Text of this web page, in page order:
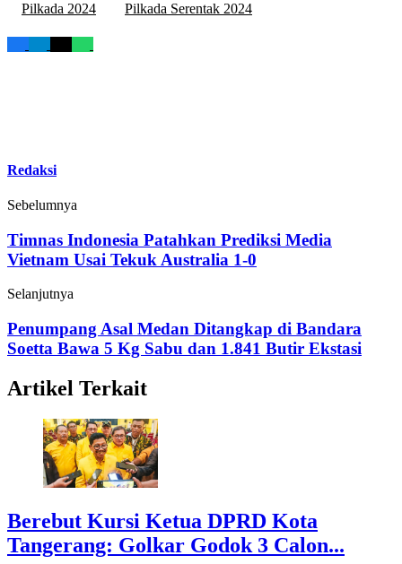
Pilkada 2024
Pilkada Serentak 2024
Redaksi
Sebelumnya
Timnas Indonesia Patahkan Prediksi Media
Vietnam Usai Tekuk Australia 1-0
Selanjutnya
Penumpang Asal Medan Ditangkap di Bandara
Soetta Bawa 5 Kg Sabu dan 1.841 Butir Ekstasi
Artikel Terkait
Berebut Kursi Ketua DPRD Kota
Tangerang: Golkar Godok 3 Calon...